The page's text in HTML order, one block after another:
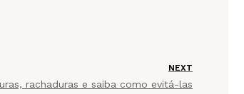
NEXT
rachaduras e saiba como evitá-las